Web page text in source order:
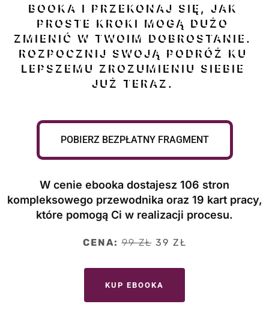
BOOKA I PRZEKONAJ SIĘ, JAK
PROSTE KROKI MOGĄ DUŻO
ZMIENIĆ W TWOIM DOBROSTANIE.
ROZPOCZNIJ SWOJĄ PODRÓŻ KU
LEPSZEMU ZROZUMIENIU SIEBIE
JUŻ TERAZ.
POBIERZ BEZPŁATNY FRAGMENT
W cenie ebooka dostajesz 106 stron
kompleksowego przewodnika oraz 19 kart pracy,
które pomogą Ci w realizacji procesu.
CENA: 99 ZŁ 39 ZŁ
KUP EBOOKA